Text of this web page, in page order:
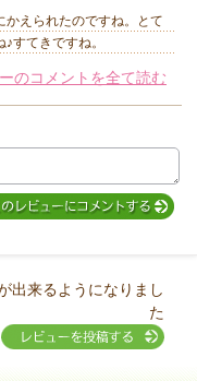
かえられたのですね。とて
すてきですね。
のコメントを全て読む
出来るようになりまし
た